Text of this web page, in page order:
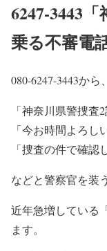
6247-3443
乗る不審電
080-6247-3443から、
「神奈川県警捜査2
「今お時間よろし
「捜査の件で確認
などと警察官を装
近年急増している
ます。